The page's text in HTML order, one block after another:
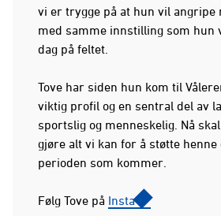
vi er trygge på at hun vil angripe
med samme innstilling som hun
dag på feltet.
Tove har siden hun kom til
viktig profil og en sentral del av
sportslig og menneskelig. Nå
gjøre alt vi kan for å støtte henne
perioden som kommer.
Følg Tove på Insta